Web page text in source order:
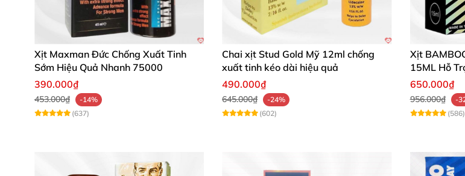
Hãy trải nghiệm ngay Dầu Thần 888 để tận hưởng cuộc sống tình dục viên mãn, bền
khác biệt và tự tin khẳng định bản lĩnh phái mạnh! 🚀
Xịt Maxman Đức Chống Xuất Tinh
Sớm Hiệu Quả Nhanh 75000
390.000₫
453.000₫
-14%
(637)
Chai xịt Stud Gold Mỹ 12ml chống
xuất tinh kéo dài hiệu quả
490.000₫
645.000₫
-24%
(602)
Xịt
15ML Hỗ
Hệ
650.000₫
956.000₫
-
(586)